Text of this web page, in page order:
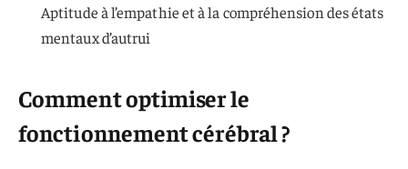
Aptitude à l’empathie et à la compréhension des états
mentaux d’autrui
Comment optimiser le
fonctionnement cérébral ?